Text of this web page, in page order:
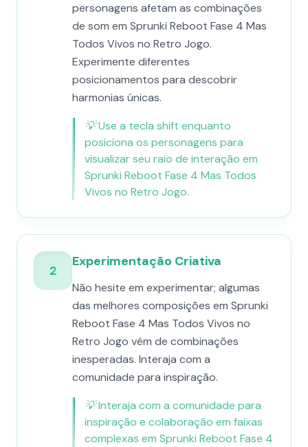
personagens afetam as combinações
de som em Sprunki Reboot Fase 4 Mas
Todos Vivos no Retro Jogo.
Experimente diferentes
posicionamentos para descobrir
harmonias únicas.
💡Use a tecla shift enquanto
posiciona os personagens para
visualizar seu raio de interação em
Sprunki Reboot Fase 4 Mas Todos
Vivos no Retro Jogo.
2
Experimentação Criativa
Não hesite em experimentar; algumas
das melhores composições em Sprunki
Reboot Fase 4 Mas Todos Vivos no
Retro Jogo vêm de combinações
inesperadas. Interaja com a
comunidade para inspiração.
💡Interaja com a comunidade para
inspiração e colaboração em faixas
complexas em Sprunki Reboot Fase 4